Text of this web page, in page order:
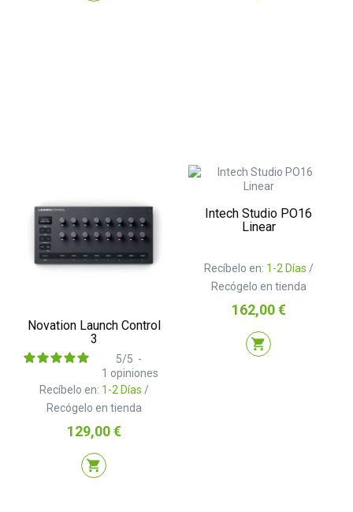
Novation Launch Control
3
Recíbelo en: 1-2 Días /
Recógelo en tienda
5/5 -
1 opiniones
Precio
129,00 €
shopping_cart
Intech Studio PO16
Linear
Recíbelo en: 1-2 Días /
Recógelo en tienda
Precio
162,00 €
shopping_cart